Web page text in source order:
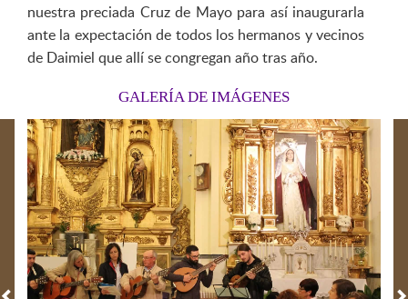
nuestra preciada Cruz de Mayo para así inaugurarla
ante la expectación de todos los hermanos y vecinos
de Daimiel que allí se congregan año tras año.
GALERÍA DE IMÁGENES